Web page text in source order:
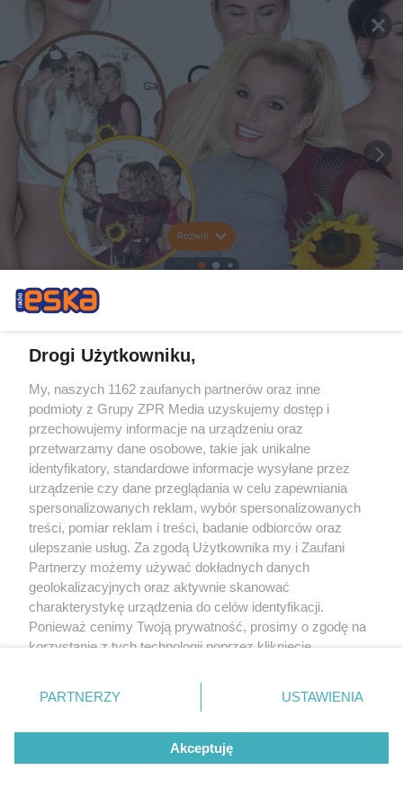
Rozwiń
Drogi Użytkowniku,
My, naszych 1162 zaufanych partnerów oraz inne
podmioty z Grupy ZPR Media uzyskujemy dostęp i
przechowujemy informacje na urządzeniu oraz
przetwarzamy dane osobowe, takie jak unikalne
identyfikatory, standardowe informacje wysyłane przez
urządzenie czy dane przeglądania w celu zapewniania
spersonalizowanych reklam, wybór spersonalizowanych
treści, pomiar reklam i treści, badanie odbiorców oraz
ulepszanie usług. Za zgodą Użytkownika my i Zaufani
Partnerzy możemy używać dokładnych danych
geolokalizacyjnych oraz aktywnie skanować
charakterystykę urządzenia do celów identyfikacji.
Ponieważ cenimy Twoją prywatność, prosimy o zgodę na
korzystanie z tych technologii poprzez kliknięcie
zmienić/wycofać klikając przycisk ustawień prywatności
znajdujący się w lewym dolnym rogu strony
rodzaje przetwarzania danych nie wymagają zgody
użytkownika, ale masz prawo sprzeciwić się takiemu
przetwarzaniu. Preferencje będą miały zastosowanie tylko
PARTNERZY USTAWIENIA
Akceptuję